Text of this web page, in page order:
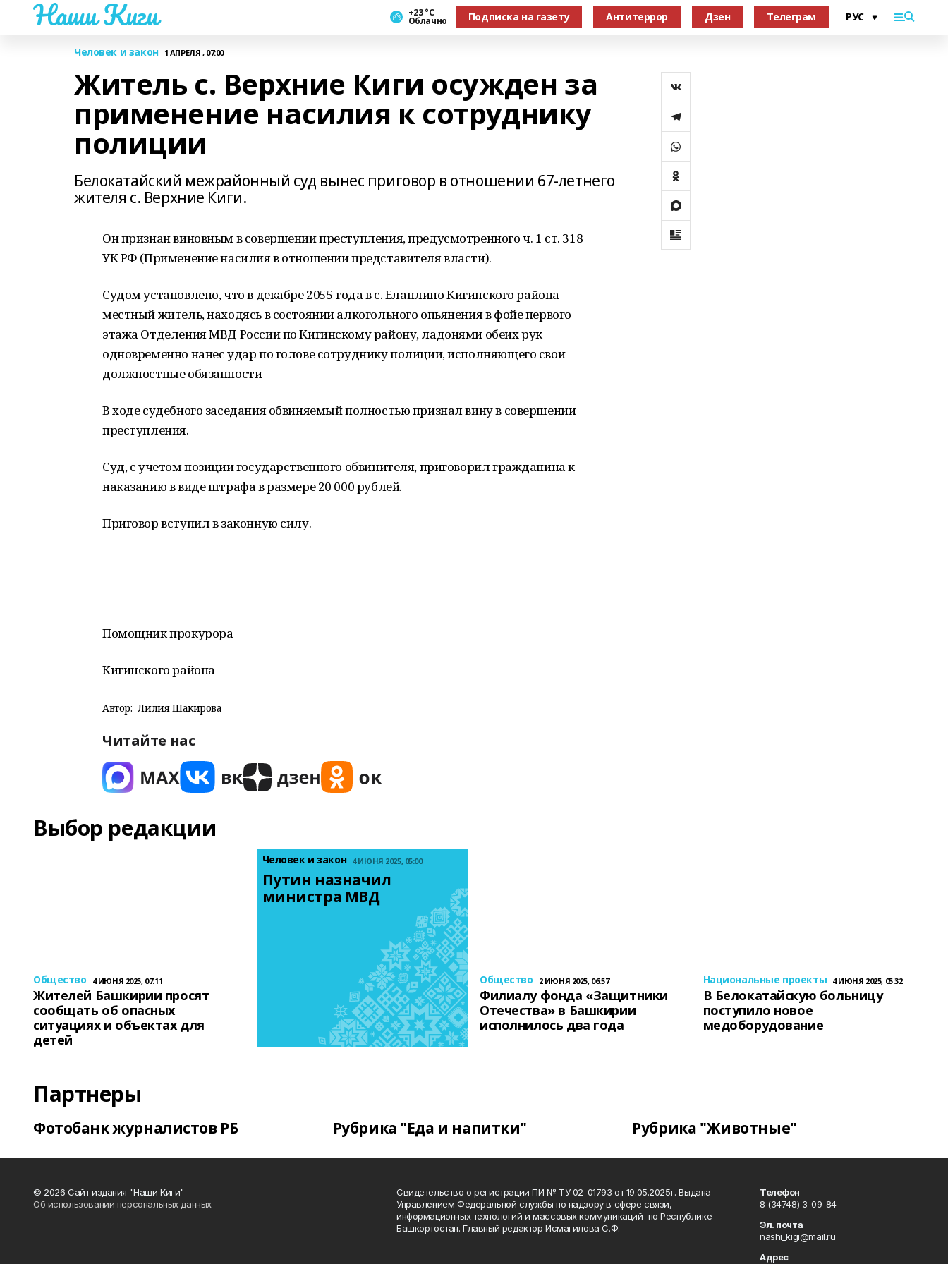
Наши Киги +23 °С
Облачно Подписка на газету Антитеррор Дзен Телеграм
Человек и закон 1 АПРЕЛЯ , 07:00
Житель с. Верхние Киги осужден за
применение насилия к сотруднику
полиции
Белокатайский межрайонный суд вынес приговор в отношении 67-летнего
жителя с. Верхние Киги.
Он признан виновным в совершении преступления, предусмотренного ч. 1 ст. 318
УК РФ (Применение насилия в отношении представителя власти).
Судом установлено, что в декабре 2055 года в с. Еланлино Кигинского района
местный житель, находясь в состоянии алкогольного опьянения в фойе первого
этажа Отделения МВД России по Кигинскому району, ладонями обеих рук
одновременно нанес удар по голове сотруднику полиции, исполняющего свои
должностные обязанности
В ходе судебного заседания обвиняемый полностью признал вину в совершении
преступления.
Суд, с учетом позиции государственного обвинителя, приговорил гражданина к
наказанию в виде штрафа в размере 20 000 рублей.
Приговор вступил в законную силу.
Помощник прокурора
Кигинского района
Автор: Лилия Шакирова
Читайте нас
Выбор редакции
Общество 4 ИЮНЯ 2025, 07:11
Жителей Башкирии просят
сообщать об опасных
ситуациях и объектах для
детей
Человек и закон 4 ИЮНЯ 2025, 05:00
Путин назначил
министра МВД
Общество 2 ИЮНЯ 2025, 06:57
Филиалу фонда «Защитники
Отечества» в Башкирии
исполнилось два года
Национальные проекты 4 ИЮНЯ 2025, 05:32
В Белокатайскую больницу
поступило новое
медоборудование
Партнеры
Фотобанк журналистов РБ Рубрика "Еда и напитки" Рубрика "Животные"
© 2026 Сайт издания "Наши Киги"
Об использовании персональных данных
Свидетельство о регистрации ПИ № ТУ 02-01793 от 19.05.2025г. Выдана
Управлением Федеральной службы по надзору в сфере связи,
информационных технологий и массовых коммуникаций по Республике
Башкортостан. Главный редактор Исмагилова С.Ф.
Телефон
8 (34748) 3-09-84
Эл. почта
nashi_kigi@mail.ru
Адрес